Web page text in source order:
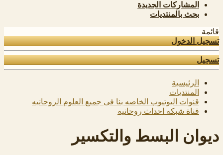
المشاركات الجديدة
بحث بالمنتديات
قائمة
تسجيل الدخول
تسجيل
الرئيسية
المنتديات
قنوات اليوتيوب الخاصه بنا فى جميع العلوم الروحانيه
قناة شبكه احداث روحانيه
ديوان البسط والتكسير